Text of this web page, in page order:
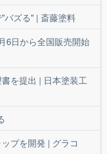
バズる" | 斎藤塗料
6日から全国販売開始
を提出 | 日本塗装工
プを開発 | グラコ